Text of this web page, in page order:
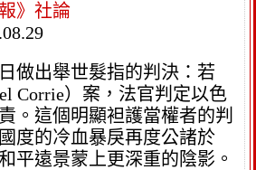
報》社論
做出舉世髮指的判決：若
Corrie）案，法官判定以色
。這個明顯袒護當權者的判
度的冷血暴戾再度公諸於
平遠景蒙上更深重的陰影。